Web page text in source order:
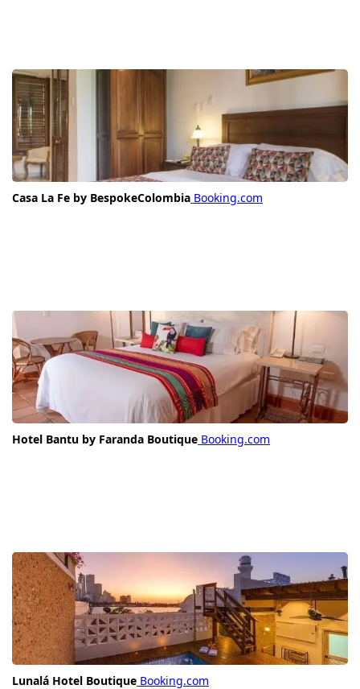
Casa La Fe by BespokeColombia Booking.com
Hotel Bantu by Faranda Boutique Booking.com
Lunalá Hotel Boutique Booking.com